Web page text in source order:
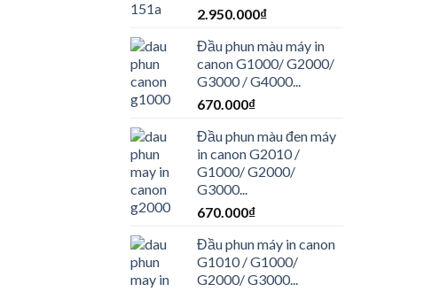
2.950.000₫
Đầu phun màu máy in
canon G1000/ G2000/
G3000 / G4000...
670.000₫
Đầu phun màu đen máy
in canon G2010 /
G1000/ G2000/
G3000...
670.000₫
Đầu phun máy in canon
G1010 / G1000/
G2000/ G3000...